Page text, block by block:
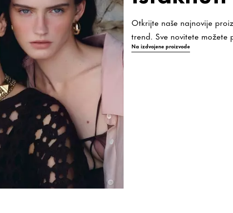
Otkrijte naše najnovije
trend. Sve novitete možete
Na izdvojene proizvode